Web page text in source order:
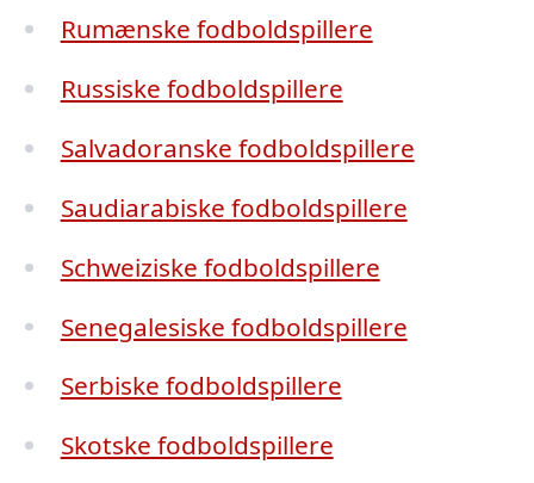
Rumænske fodboldspillere
Russiske fodboldspillere
Salvadoranske fodboldspillere
Saudiarabiske fodboldspillere
Schweiziske fodboldspillere
Senegalesiske fodboldspillere
Serbiske fodboldspillere
Skotske fodboldspillere